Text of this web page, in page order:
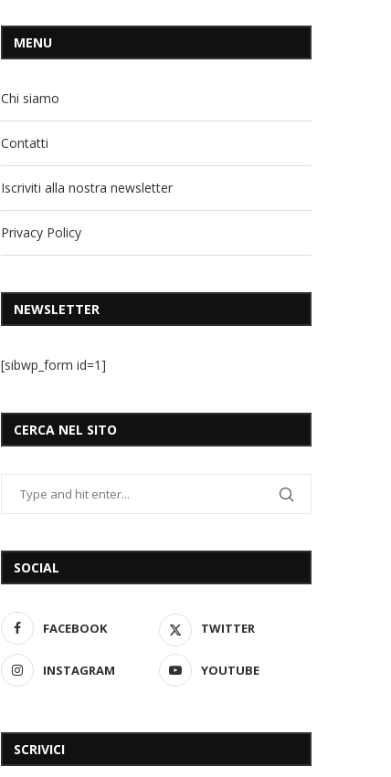
MENU
Chi siamo
Contatti
Iscriviti alla nostra newsletter
Privacy Policy
NEWSLETTER
[sibwp_form id=1]
CERCA NEL SITO
SOCIAL
FACEBOOK TWITTER
INSTAGRAM YOUTUBE
SCRIVICI